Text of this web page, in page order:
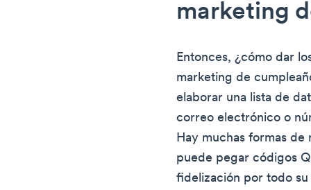
marketing
Entonces, ¿cómo dar
marketing de
elaborar una lista de
correo electrónico o
Hay muchas formas de
puede pegar códigos
fidelización por todo